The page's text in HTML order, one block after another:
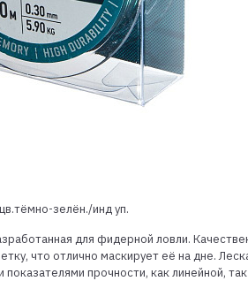
РЕГИСТРАЦИЯ ОПТ
РЕГИСТРАЦИЯ
зелён./инд уп.
для фидерной ловли.
что отлично маскирует её на дне.
прочности, как линейной,